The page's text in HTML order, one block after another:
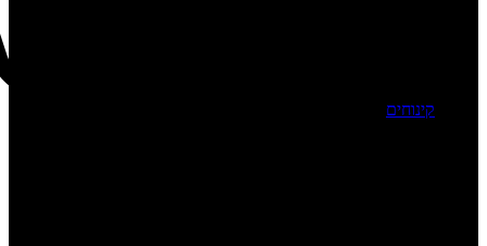
קינוחים